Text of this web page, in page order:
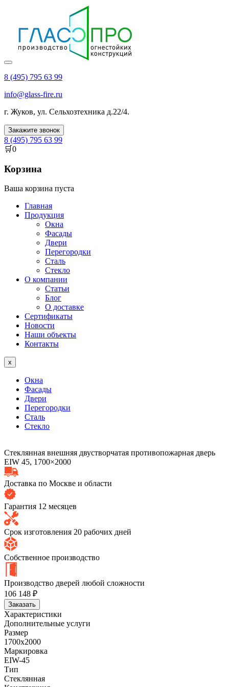
8 (495) 795 63 99
info@glass-fire.ru
г. Жуков, ул. Сельхозтехника д.22/4.
Закажите звонок
8 (495) 795 63 99
🛒0
Корзина
Ваша корзина пуста
Главная
Продукция
Окна
Фасады
Двери
Перегородки
Сталь
Стекло
О компании
Статьи
Блог
О доставке
Сертификаты
Новости
Наши объекты
Контакты
x
Окна
Фасады
Двери
Перегородки
Сталь
Стекло
Стеклянная внешняя двустворчатая противопожарная дверь
EIW 45, 1700×2000
Доставка по Москве и области
Гарантия 12 месяцев
Срок изготовления 20 рабочих дней
Собственное производство
Производство дверей любой сложности
106 148 ₽
Заказать
Характеристики
Дополнительные услуги
Размер
1700х2000
Маркировка
EIW-45
Тип
Стеклянная